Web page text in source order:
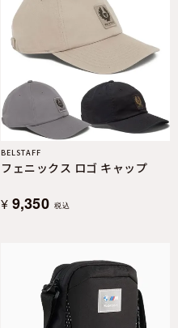
BELSTAFF
フェニックス ロゴ キャップ
¥ 9,350 税込